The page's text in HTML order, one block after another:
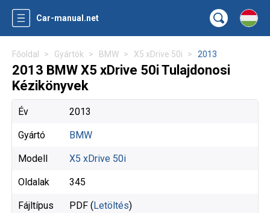
Car-manual.net
Főoldal Gyártók BMW X5 xDrive 50i 2013
2013 BMW X5 xDrive 50i Tulajdonosi
Kézikönyvek
Év 2013
Gyártó BMW
Modell X5 xDrive 50i
Oldalak 345
Fájltípus PDF (Letöltés)